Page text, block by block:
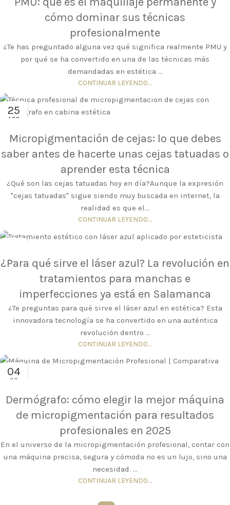
cómo dominar sus técnicas
profesionalmente
¿Te has preguntado alguna vez qué significa realmente PMU y
por qué se ha convertido en una de las técnicas más
demandadas en estética ...
CONTINUAR LEYENDO...
25
AGO
Micropigmentación de cejas: lo que debes
saber antes de hacerte unas cejas tatuadas o
aprender esta técnica
¿Qué son las cejas tatuadas hoy en día?Aunque la expresión
"cejas tatuadas" sigue siendo muy buscada en internet, la
realidad es que el...
CONTINUAR LEYENDO...
¿Para qué sirve el láser azul? La revolución en
tratamientos para manchas e
imperfecciones ya está en Salamanca
¿Te preguntas para qué sirve el láser azul en estética? Esta
innovadora tecnología se ha convertido en una auténtica
revolución dentro ...
CONTINUAR LEYENDO...
04
JUL
Dermógrafo: cómo elegir la mejor máquina
de micropigmentación para resultados
profesionales en 2025
En el universo de la micropigmentación profesional, contar con
una máquina precisa, segura y cómoda no es un lujo, sino una
necesidad. ...
CONTINUAR LEYENDO...